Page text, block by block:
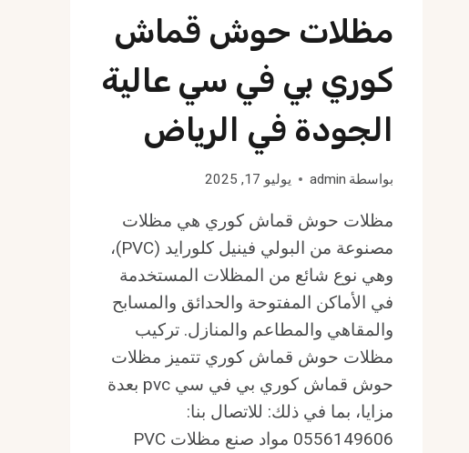
مظلات حوش قماش
كوري بي في سي عالية
الجودة في الرياض
بواسطة admin يوليو 17, 2025
مظلات حوش قماش كوري هي مظلات
مصنوعة من البولي فينيل كلورايد (PVC)،
وهي نوع شائع من المظلات المستخدمة
في الأماكن المفتوحة والحدائق والمسابح
والمقاهي والمطاعم والمنازل. تركيب
مظلات حوش قماش كوري تتميز مظلات
حوش قماش كوري بي في سي pvc بعدة
مزايا، بما في ذلك: للاتصال بنا:
0556149606 مواد صنع مظلات PVC